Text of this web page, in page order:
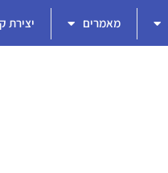
מאמרים יצירת